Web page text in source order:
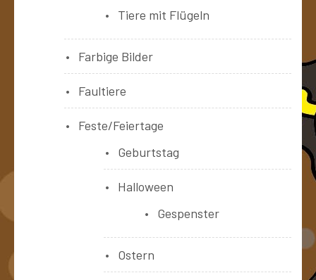
Tiere mit Flügeln
Farbige Bilder
Faultiere
Feste/Feiertage
Geburtstag
Halloween
Gespenster
Ostern